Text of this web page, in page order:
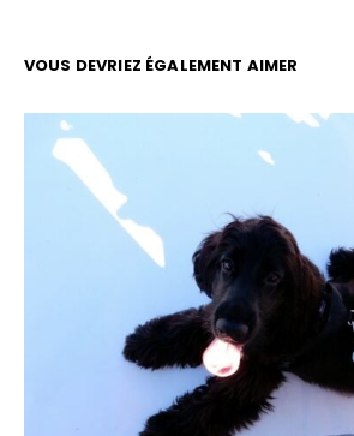
VOUS DEVRIEZ ÉGALEMENT AIMER